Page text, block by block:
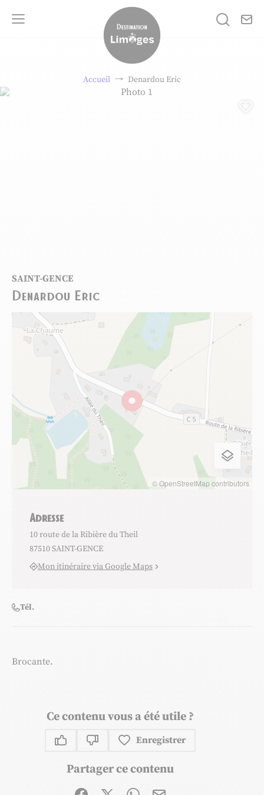
Accueil Denardou Eric
Menu Je
SAINT-GENCE
Denardou Eric
Photo 1, © Christelle Bourgeois
Brocante.
© OpenStreetMap contributors
Adresse
10 route de la Ribière du Theil
87510 SAINT-GENCE
Mon itinéraire via Google Maps
Tél.
Ce contenu vous a été utile ?
Enregistrer
Partager ce contenu